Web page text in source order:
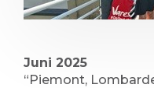
Juni 2025
“Piemont,